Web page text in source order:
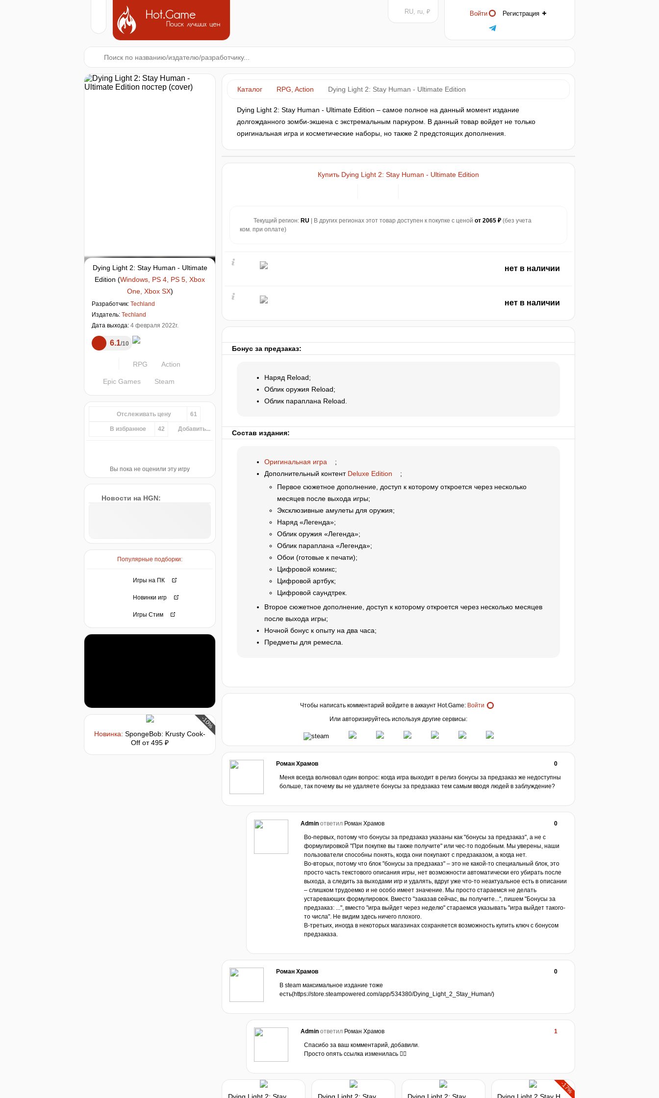
Hot.Game
Поиск лучших цен
Войти Регистрация
RU, ru, ₽
Dying Light 2: Stay Human - Ultimate
Edition (Windows, PS 4, PS 5, Xbox
One, Xbox SX)
Разработчик: Techland
Издатель: Techland
Дата выхода: 4 февраля 2022г.
6.1 10
RPG Action
Epic Games Steam
Отслеживать цену 61
В избранное 42 Добавить...
Вы пока не оценили эту игру
Новости на HGN:
Популярные подборки:
Игры на ПК
Новинки игр
Игры Стим
-10%
Новинка: SpongeBob: Krusty Cook-
Off от 495 ₽
Каталог RPG, Action Dying Light 2: Stay Human - Ultimate Edition
Dying Light 2: Stay Human - Ultimate Edition – самое полное на данный момент издание
долгожданного зомби-экшена с экстремальным паркуром. В данный товар войдет не только
оригинальная игра и косметические наборы, но также 2 предстоящих дополнения.
Купить Dying Light 2: Stay Human - Ultimate Edition
Текущий регион: RU | В других регионах этот товар доступен к покупке с ценой от 2065 ₽ (без учета
ком. при оплате)
нет в наличии
нет в наличии
Бонус за предзаказ:
Наряд Reload;
Облик оружия Reload;
Облик параплана Reload.
Состав издания:
Оригинальная игра
;
Дополнительный контент Deluxe Edition
;
Первое сюжетное дополнение, доступ к которому откроется через несколько
месяцев после выхода игры;
Эксклюзивные амулеты для оружия;
Наряд «Легенда»;
Облик оружия «Легенда»;
Облик параплана «Легенда»;
Обои (готовые к печати);
Цифровой комикс;
Цифровой артбук;
Цифровой саундтрек.
Второе сюжетное дополнение, доступ к которому откроется через несколько месяцев
после выхода игры;
Ночной бонус к опыту на два часа;
Предметы для ремесла.
Чтобы написать комментарий войдите в аккаунт Hot.Game: Войти
Или авторизируйтесь используя другие сервисы:
Роман Храмов
0
Меня всегда волновал один вопрос: когда игра выходит в релиз бонусы за предзаказ же недоступны
больше, так почему вы не удаляете бонусы за предзаказ тем самым вводя людей в заблуждение?
Admin ответил Роман Храмов
0
Во-первых, потому что бонусы за предзаказ указаны как "бонусы за предзаказ", а не с
формулировкой "При покупке вы также получите" или чес-то подобным. Мы уверены, наши
пользователи способны понять, когда они покупают с предзаказом, а когда нет.
Во-вторых, потому что блок "бонусы за предзаказ" – это не какой-то специальный блок, это
просто часть текстового описания игры, нет возможности автоматически его убирать после
выхода, а следить за выходами игр и удалять, вдруг уже что-то неактуальное есть в описании
– слишком трудоемко и не особо имеет значение. Мы просто стараемся не делать
устаревающих формулировок. Вместо "заказав сейчас, вы получите...", пишем "Бонусы за
предзаказ: ...", вместо "игра выйдет через неделю" стараемся указывать "игра выйдет такого-
то числа". Не видим здесь ничего плохого.
В-третьих, иногда в некоторых магазинах сохраняется возможность купить ключ с бонусом
предзаказа.
Роман Храмов
0
В steam максимальное издание тоже
есть(https://store.steampowered.com/app/534380/Dying_Light_2_Stay_Human/)
Admin ответил Роман Храмов
1
Спасибо за ваш комментарий, добавили.
Просто опять ссылка изменилась 🤦‍♂️
-17%